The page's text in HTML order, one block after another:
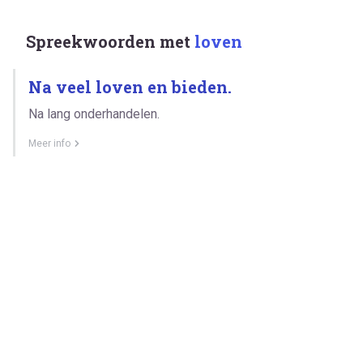
Spreekwoorden met loven
Na veel loven en bieden.
Na lang onderhandelen.
Meer info